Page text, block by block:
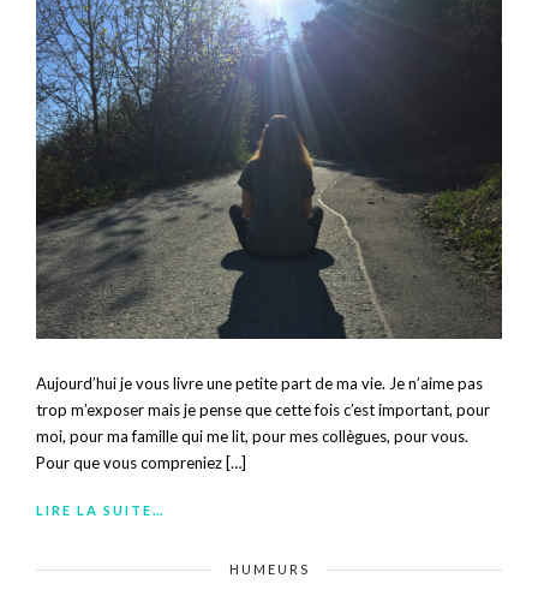
Aujourd’hui je vous livre une petite part de ma vie. Je n’aime pas
trop m’exposer mais je pense que cette fois c’est important, pour
moi, pour ma famille qui me lit, pour mes collègues, pour vous.
Pour que vous compreniez […]
LIRE LA SUITE…
HUMEURS